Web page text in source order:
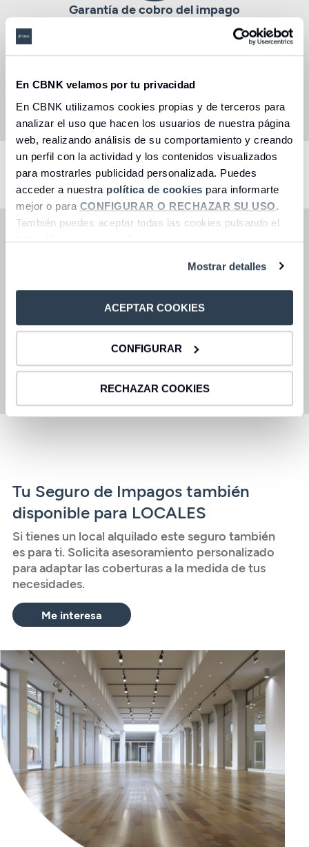
En CBNK velamos por tu privacidad
En CBNK utilizamos cookies propias y de terceros para
analizar el uso que hacen los usuarios de nuestra página
web, realizando análisis de su comportamiento y creando
un perfil con la actividad y los contenidos visualizados
para mostrarles publicidad personalizada. Puedes
acceder a nuestra política de cookies para informarte
mejor o para CONFIGURAR O RECHAZAR SU USO.
También puedes aceptar todas las cookies pulsando el
botón “Aceptar cookies”.
Mostrar detalles
ACEPTAR COOKIES
CONFIGURAR
RECHAZAR COOKIES
Garantía de cobro del impago
Garantía de cobro del importe de los
(agua, luz y gas)
impagados o devueltos por parte del inquilino.
para el siguiente inquilino,
incluyendo
4 horas de limpieza y el cambio de
cerradura.
Seleccioneu una opció
Limpieza del Hogar
Saber más
Tu Seguro de Impagos también
disponible para LOCALES
Si tienes un local alquilado este seguro también
es para ti. Solicita asesoramiento personalizado
para adaptar las coberturas a la medida de tus
necesidades.
Me interesa